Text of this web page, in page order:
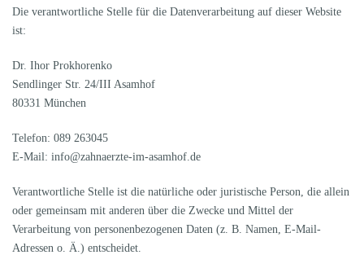
Die verantwortliche Stelle für die Datenverarbeitung auf dieser Website
ist:
Dr. Ihor Prokhorenko
Sendlinger Str. 24/III Asamhof
80331 München
Telefon: 089 263045
E-Mail: info@zahnaerzte-im-asamhof.de
Verantwortliche Stelle ist die natürliche oder juristische Person, die allein
oder gemeinsam mit anderen über die Zwecke und Mittel der
Verarbeitung von personenbezogenen Daten (z. B. Namen, E-Mail-
Adressen o. Ä.) entscheidet.